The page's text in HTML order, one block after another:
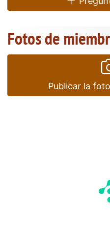
Fotos de
Publicar la